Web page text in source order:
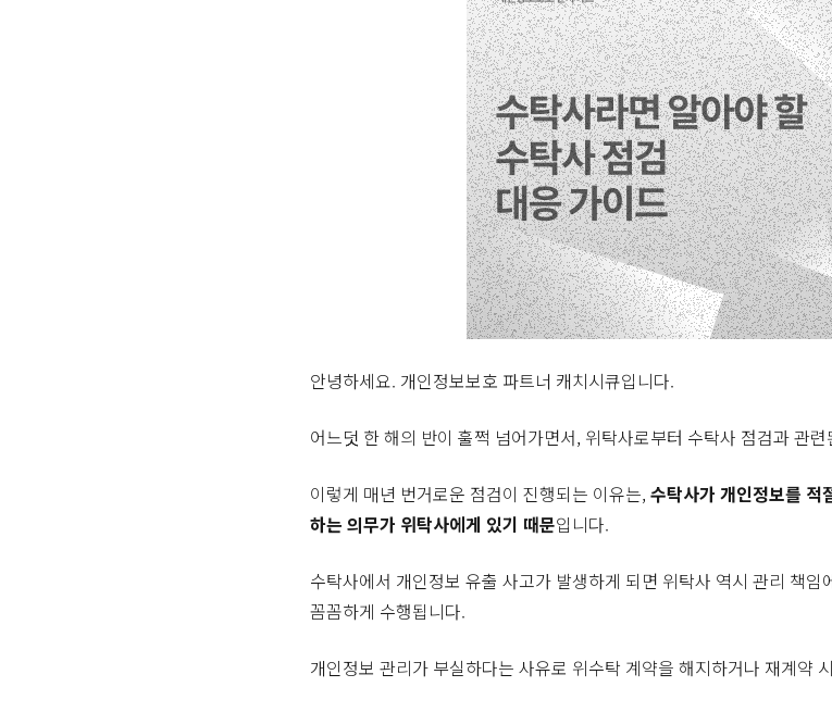
안녕하세요. 개인정보보호 파트너 캐치시큐입니다.
어느덧 한 해의 반이 훌쩍 넘어가면서, 위탁사로부터 수탁사 점검과 관
이렇게 매년 번거로운 점검이 진행되는 이유는,수탁사가 개인정보를 적
하는 의무가 위탁사에게 있기 때문입니다.
수탁사에서 개인정보 유출 사고가 발생하게 되면 위탁사 역시 관리 책
꼼꼼하게 수행됩니다.
개인정보 관리가 부실하다는 사유로 위수탁 계약을 해지하거나 재계약